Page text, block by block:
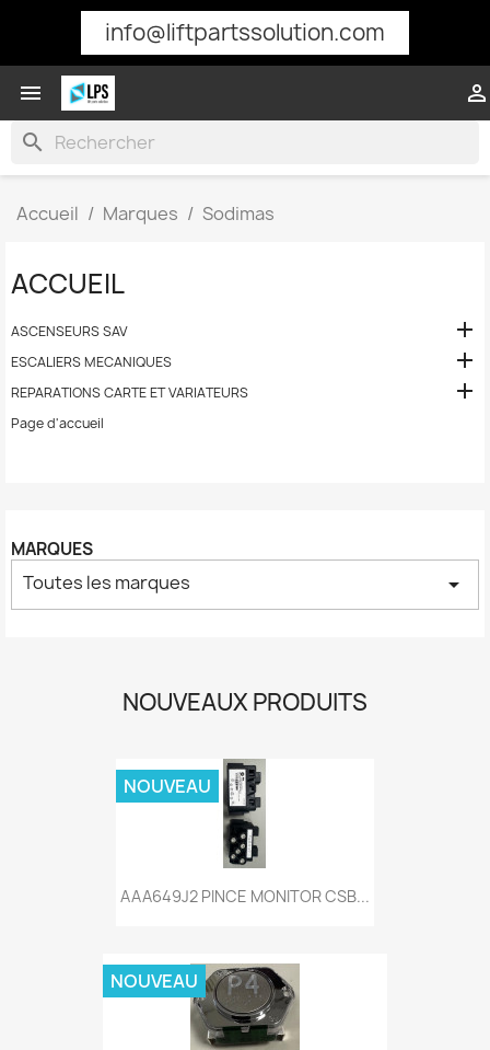
info@liftpartssolution.com


search
Accueil Marques Sodimas
ACCUEIL
ASCENSEURS SAV 
ESCALIERS MECANIQUES 
REPARATIONS CARTE ET VARIATEURS 
Page d'accueil
MARQUES
Toutes les marques arrow_drop_down
NOUVEAUX PRODUITS
AAA649J2 PINCE MONITOR CSB...
NOUVEAU
NOUVEAU